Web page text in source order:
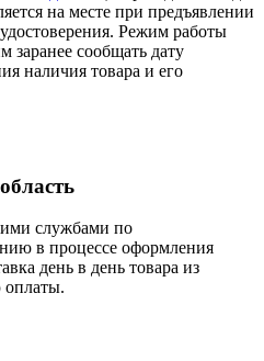
на месте при предъявлении
Режим работы
заранее сообщать дату
наличия товара и его
службами по
в процессе оформления
день в день товара из
оплаты.